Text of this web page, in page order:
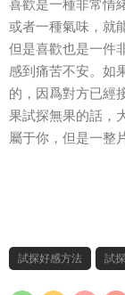
喜歡是一種非常情
或者一種氣味，就
但是喜歡也是一件
感到痛苦不安。如
的，因爲對方已經
果試探無果的話，
屬于你，但是一整
試探好感方法 試